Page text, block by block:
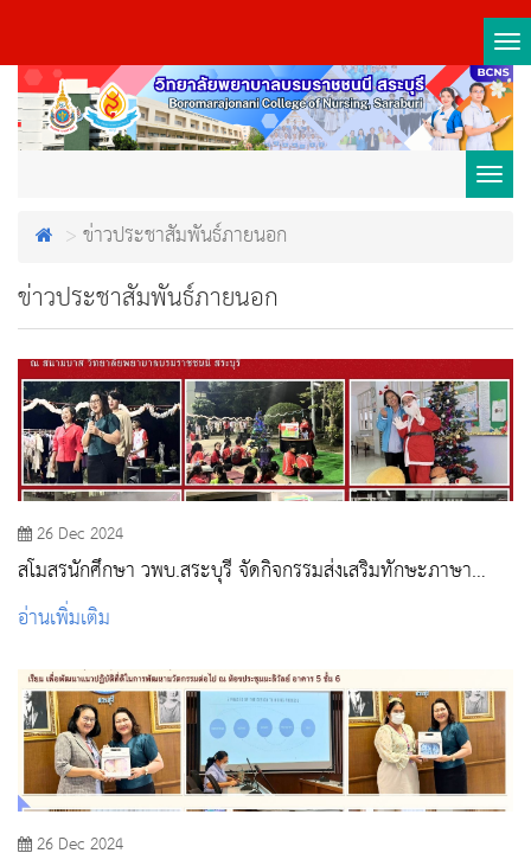
ข่าวประชาสัมพันธ์ภายนอก
ข่าวประชาสัมพันธ์ภายนอก
26 Dec 2024
สโมสรนักศึกษา วพบ.สระบุรี จัดกิจกรรมส่งเสริมทักษะภาษา
อังกฤษและการเป็นผู้ประกอบการผ่าน Christmas Day ปี 2567
อ่านเพิ่มเติม
26 Dec 2024